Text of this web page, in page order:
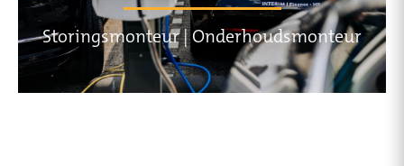
Storingsmonteur | Onderhoudsmonteur